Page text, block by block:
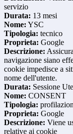
servizio
Durata: 13 mesi
Nome: YSC
Tipologia: tecnico
Proprieta: Google
Descrizione:
navigazione siano
cookie impedisce a
nome dell'utente.
Durata: Sessione
Nome: CONSENT
Tipologia:
Proprieta: Google
Descrizione: Viene
relative ai cookie